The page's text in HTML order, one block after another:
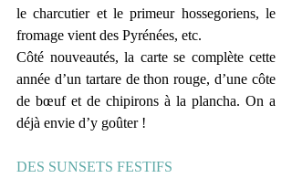
le charcutier et le primeur hossegoriens, le
fromage vient des Pyrénées, etc.
Côté nouveautés, la carte se complète cette
année d’un tartare de thon rouge, d’une côte
de bœuf et de chipirons à la plancha. On a
déjà envie d’y goûter !
DES SUNSETS FESTIFS